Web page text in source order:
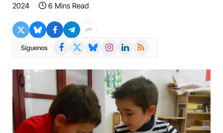
2024
6 Mins Read
Síguenos Facebook BlueskyInstagramLinkedIn
RSS